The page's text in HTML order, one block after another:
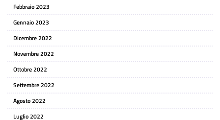
Febbraio 2023
Gennaio 2023
Dicembre 2022
Novembre 2022
Ottobre 2022
Settembre 2022
Agosto 2022
Luglio 2022